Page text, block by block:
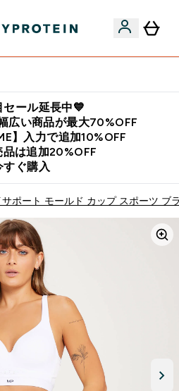
セール延長中💙
広い商品が最大70%OFF
】入力で追加10%OFF
品は追加20%OFF
すぐ購入
ポート モールド カップ スポーツ ブ